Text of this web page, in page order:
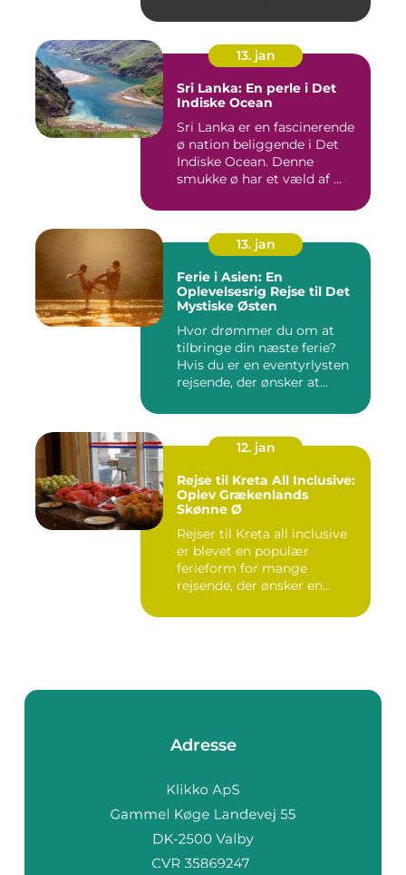
13. jan
Sri Lanka: En perle i Det
Indiske Ocean
Sri Lanka er en fascinerende
ø nation beliggende i Det
Indiske Ocean. Denne
smukke ø har et væld af ...
13. jan
Ferie i Asien: En
Oplevelsesrig Rejse til Det
Mystiske Østen
Hvor drømmer du om at
tilbringe din næste ferie?
Hvis du er en eventyrlysten
rejsende, der ønsker at...
12. jan
Rejse til Kreta All Inclusive:
Oplev Grækenlands
Skønne Ø
Rejser til Kreta all inclusive
er blevet en populær
ferieform for mange
rejsende, der ønsker en
Adresse